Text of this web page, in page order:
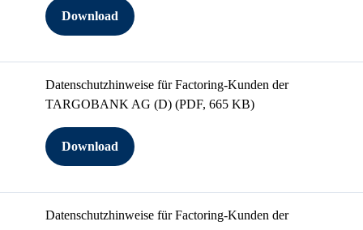
Download
Datenschutzhinweise für Factoring-Kunden der
TARGOBANK AG (D) (PDF, 665 KB)
Download
Datenschutzhinweise für Factoring-Kunden der